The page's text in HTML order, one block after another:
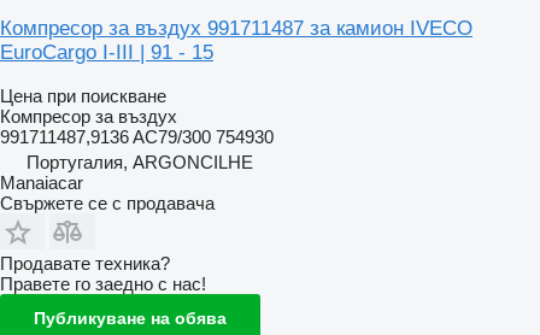
Компресор за въздух 991711487 за камион IVECO
EuroCargo I-III | 91 - 15
Цена при поискване
Компресор за въздух
991711487,9136 AC79/300 754930
Португалия, ARGONCILHE
Manaiacar
Свържете се с продавача
Продавате техника?
Правете го заедно с нас!
Публикуване на обява